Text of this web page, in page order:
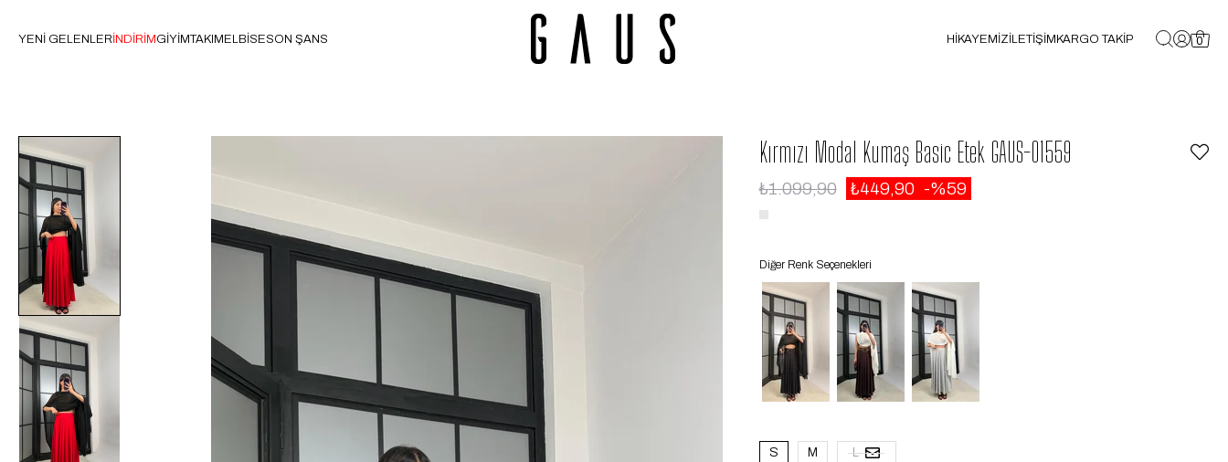
YENİ GELENLERİNDİRİMGİYİMTAKIMELBİSESON ŞANS HİKAYEMİZİLETİŞİMKARGO TAKİP 0
Kırmızı Modal Kumaş Basic Etek GAUS-01559
₺1.099,90 ₺449,90 59
Diğer Renk Seçenekleri
S M L